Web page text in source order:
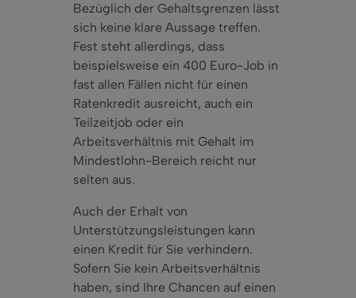
Bezüglich der Gehaltsgrenzen lässt
sich keine klare Aussage treffen.
Fest steht allerdings, dass
beispielsweise ein 400 Euro-Job in
fast allen Fällen nicht für einen
Ratenkredit ausreicht, auch ein
Teilzeitjob oder ein
Arbeitsverhältnis mit Gehalt im
Mindestlohn-Bereich reicht nur
selten aus.
Auch der Erhalt von
Unterstützungsleistungen kann
einen Kredit für Sie verhindern.
Sofern Sie kein Arbeitsverhältnis
haben, sind Ihre Chancen auf einen